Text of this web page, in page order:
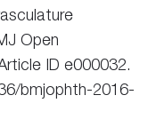
Open
ID e000032.
bmjophth-2016-